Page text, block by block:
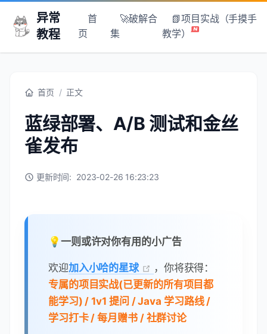
异常
教程
首
页
🚀破解合
集
📗项目实战（手摸手
教学）
首页 / 正文
蓝绿部署、A/B 测试和金丝
雀发布
更新时间: 2023-02-26 16:23:23
💡一则或许对你有用的小广告
欢迎加入小哈的星球
，你将获得：
专属的项目实战(已更新的所有项目都
能学习) / 1v1 提问 / Java 学习路线 /
学习打卡 / 每月赠书 / 社群讨论